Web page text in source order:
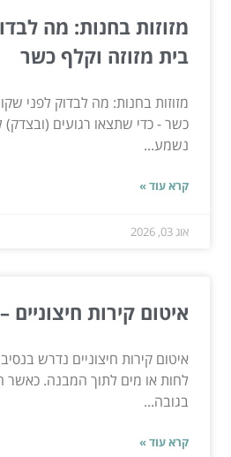
מזוזות בחנות: מה
בית מזוזה וקלף כשר
מזוזות בחנות: מה לבדוק לפני
כשר - כדי שתצאו רגועים (ובצדק)
נשמע...
קרא עוד »
אוג 03, 2026
איטום קירות
איטום קירות חיצוניים נדרש
לחות או מים לתוך המבנה. כאשר
בגובה...
קרא עוד »